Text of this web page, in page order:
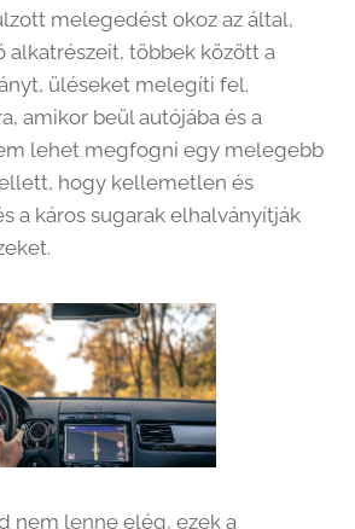
melegedést okoz az által,
alkatrészeit, többek között a
üléseket melegíti fel.
amikor beül autójába és a
lehet megfogni egy melegebb
hogy kellemetlen és
a káros sugarak elhalványítják
nem lenne elég, ezek a